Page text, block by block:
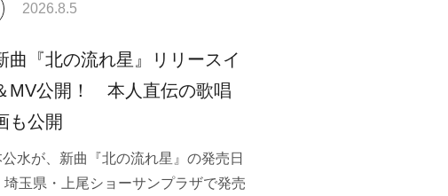
2026.8.5
曲『北の流れ星』リリースイ
MV公開！ 本人直伝の歌唱
も公開
水が、新曲『北の流れ星』の発売日
埼玉県・上尾ショーサンプラザで発売